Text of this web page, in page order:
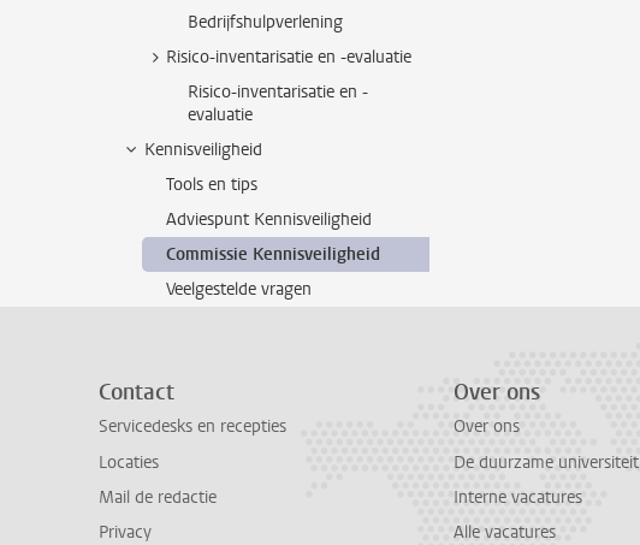
Bedrijfshulpverlening
Risico-inventarisatie en -evaluatie
Risico-inventarisatie en -
evaluatie
Kennisveiligheid
Tools en tips
Adviespunt Kennisveiligheid
Commissie Kennisveiligheid
Veelgestelde vragen
Contact
Servicedesks en recepties
Locaties
Mail de redactie
Privacy
Over ons
Over ons
De duurzame universiteit
Interne vacatures
Alle vacatures